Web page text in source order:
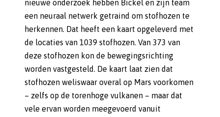
nieuwe onderzoek hebben Bickel en zijn team
een neuraal netwerk getraind om stofhozen te
herkennen. Dat heeft een kaart opgeleverd met
de locaties van 1039 stofhozen. Van 373 van
deze stofhozen kon de bewegingsrichting
worden vastgesteld. De kaart laat zien dat
stofhozen weliswaar overal op Mars voorkomen
– zelfs op de torenhoge vulkanen – maar dat
vele ervan worden meegevoerd vanuit